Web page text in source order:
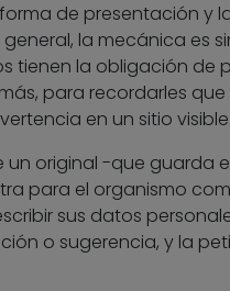
de presentación y
la mecánica es
tienen la obligación de
para recordarles
en un sitio visible.
un original -que
para el organismo
sus datos
o sugerencia, y la